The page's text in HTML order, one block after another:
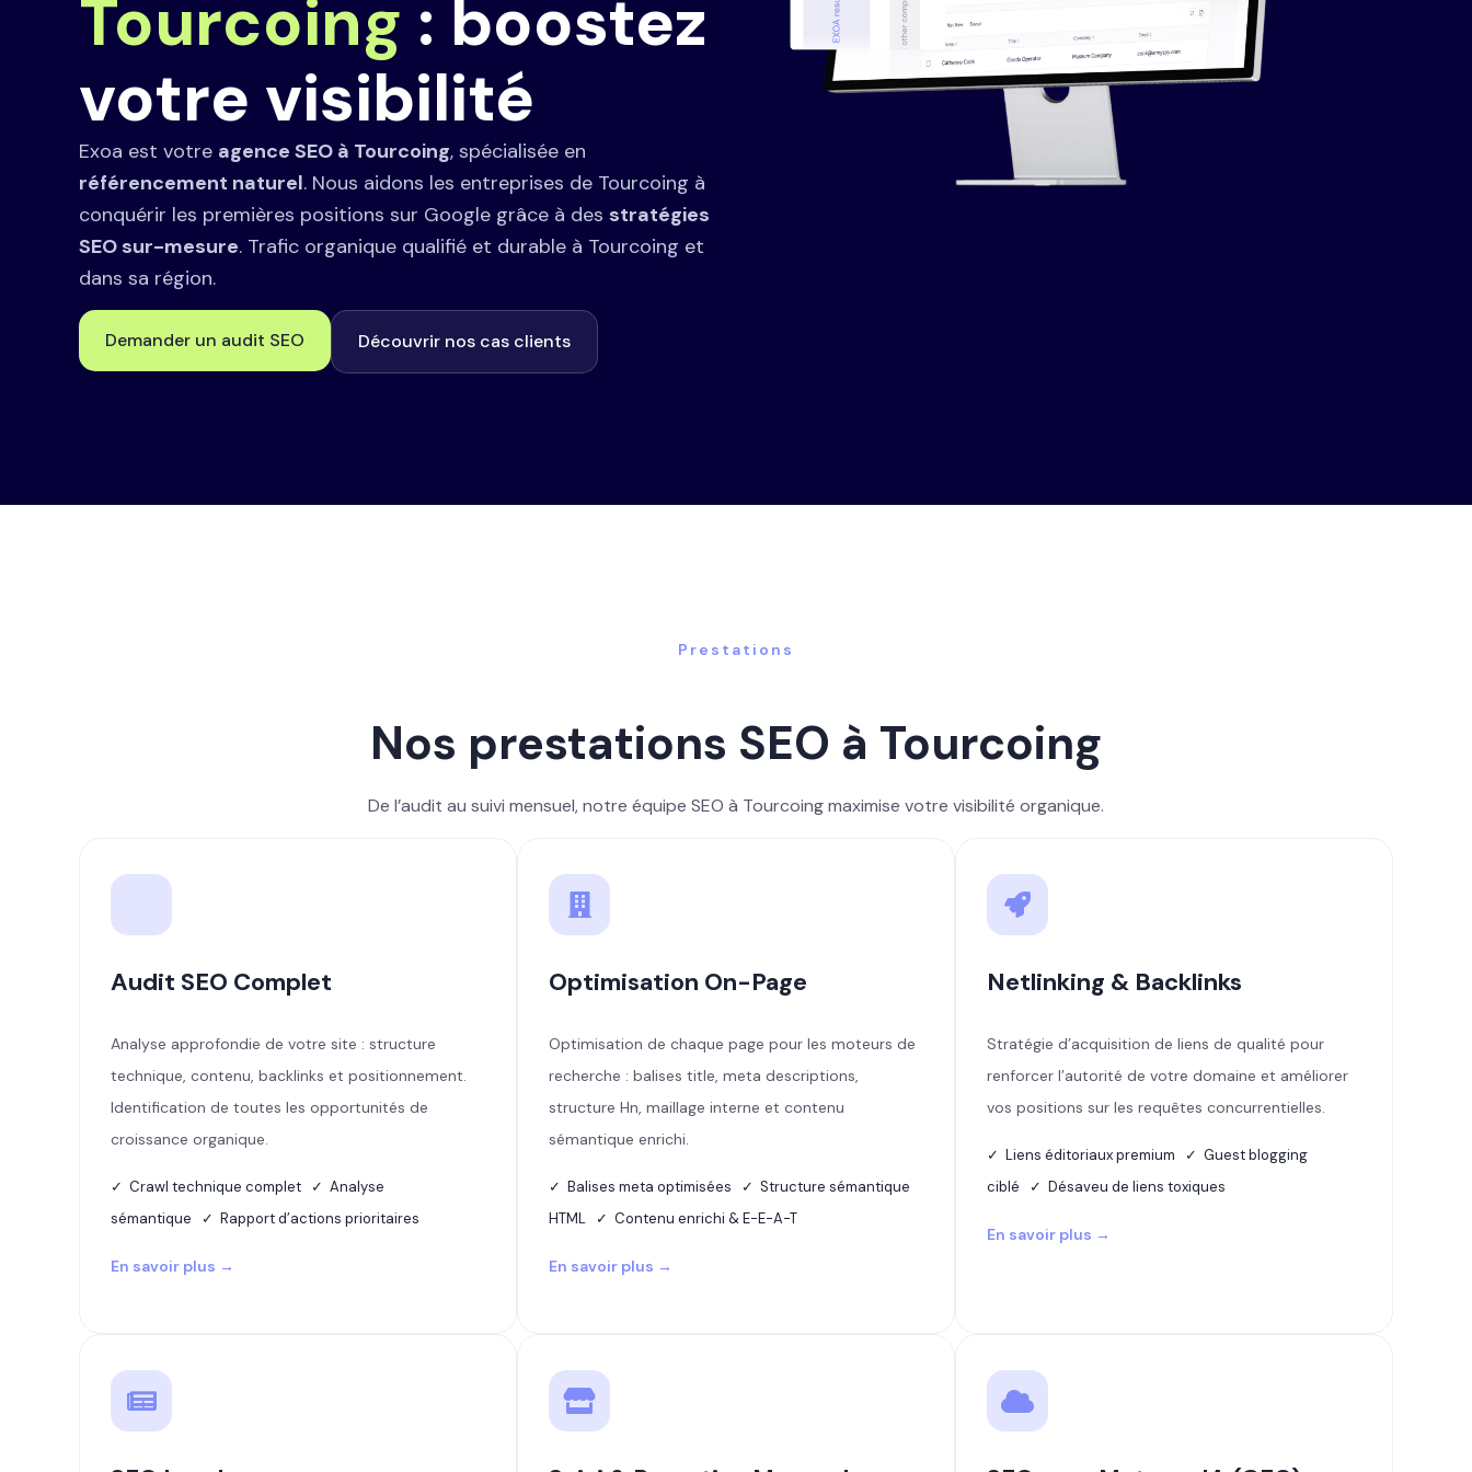
Tourcoing : boostez
votre visibilité
Exoa est votre agence SEO à Tourcoing, spécialisée en
référencement naturel. Nous aidons les entreprises de Tourcoing à
conquérir les premières positions sur Google grâce à des stratégies
SEO sur-mesure. Trafic organique qualifié et durable à Tourcoing et
dans sa région.
Demander un audit SEO Découvrir nos cas clients
Prestations
Nos prestations SEO à Tourcoing
De l’audit au suivi mensuel, notre équipe SEO à Tourcoing maximise votre visibilité organique.
Audit SEO Complet
Analyse approfondie de votre site : structure
technique, contenu, backlinks et positionnement.
Identification de toutes les opportunités de
croissance organique.
✓ Crawl technique complet ✓ Analyse
sémantique ✓ Rapport d’actions prioritaires
En savoir plus →
Optimisation On-Page
Optimisation de chaque page pour les moteurs de
recherche : balises title, meta descriptions,
structure Hn, maillage interne et contenu
sémantique enrichi.
✓ Balises meta optimisées ✓ Structure sémantique
HTML ✓ Contenu enrichi & E-E-A-T
En savoir plus →
Netlinking & Backlinks
Stratégie d’acquisition de liens de qualité pour
renforcer l’autorité de votre domaine et améliorer
vos positions sur les requêtes concurrentielles.
✓ Liens éditoriaux premium ✓ Guest blogging
ciblé ✓ Désaveu de liens toxiques
En savoir plus →